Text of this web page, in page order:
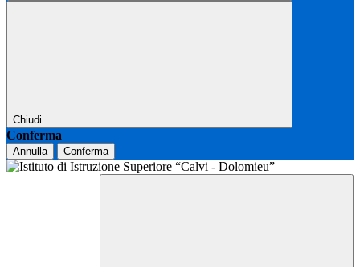
Chiudi
Conferma
Annulla Conferma